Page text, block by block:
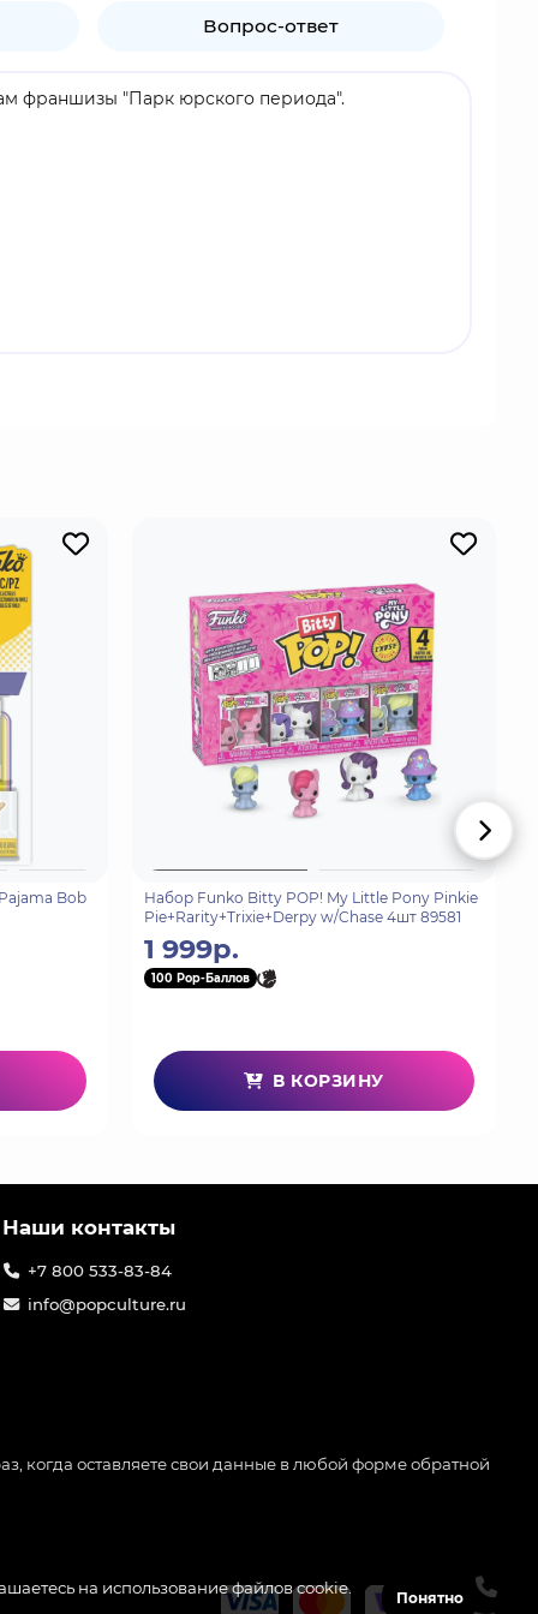
Вопрос-ответ
франшизы "Парк юрского периода".
Акриловые витрины можно складывать в
Bob
Набор Funko Bitty POP! My Little Pony Pinkie
Pie+Rarity+Trixie+Derpy w/Chase 4шт 89581
1 999р.
100 Pop-Баллов
В КОРЗИНУ
на использование файлов cookie.
Понятно
Наши контакты
+7 800 533-83-84
info@popculture.ru
когда оставляете свои данные в любой форме обратной